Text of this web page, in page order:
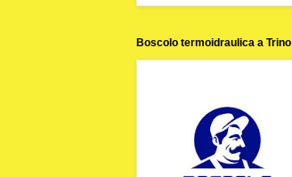
Boscolo termoidraulica a Trino